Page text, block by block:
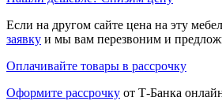
Если на другом сайте цена на эту
заявку и мы вам перезвоним и
Оплачивайте товары в рассрочку
Оформите рассрочку от Т-Банка